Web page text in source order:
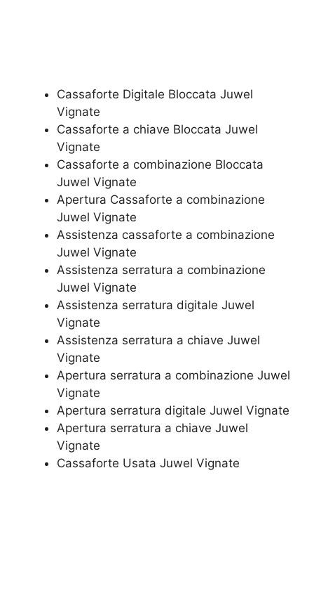
Cassaforte Digitale Bloccata Juwel
Vignate
Cassaforte a chiave Bloccata Juwel
Vignate
Cassaforte a combinazione Bloccata
Juwel Vignate
​Apertura Cassaforte a combinazione
Juwel Vignate
Assistenza cassaforte a combinazione
Juwel Vignate
​Assistenza serratura​ ​a combinazione
Juwel Vignate
Assistenza serratura ​digitale Juwel
Vignate
Assistenza serratura ​a chiave Juwel
Vignate
​Apertura serratura​ ​a combinazione Juwel
Vignate
Apertura serratura​ ​digitale Juwel Vignate
​Apertura serratura​ ​a chiave Juwel
Vignate
​Cassaforte Usata Juwel Vignate